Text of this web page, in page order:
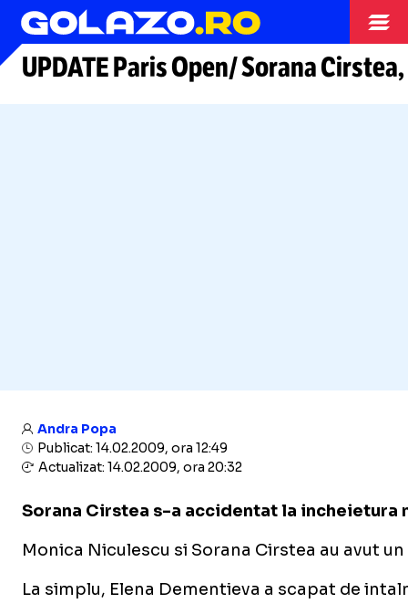
Tenis
UPDATE Paris Open/ Sorana
Andra Popa
Publicat: 14.02.2009, ora 12:49
Actualizat: 14.02.2009, ora 20:32
Sorana Cirstea s-a accidentat la incheietura
Monica Niculescu si Sorana Cirstea au avut
La simplu, Elena Dementieva a scapat de